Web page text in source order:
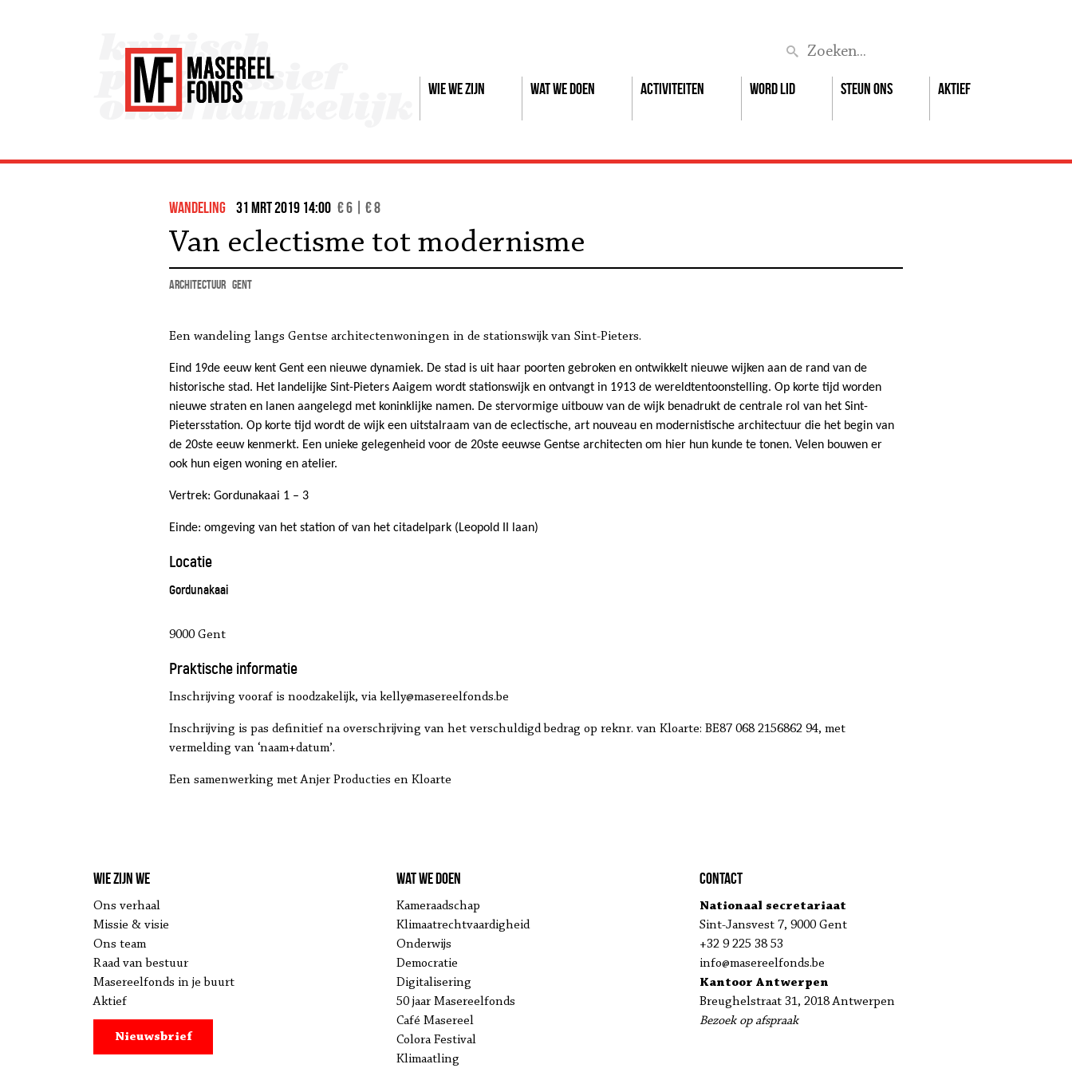
Wie we zijn Wat we doen Activiteiten Word lid Steun ons Aktief
wandeling 31 mrt 2019 14:00 € 6 | € 8
Van eclectisme tot modernisme
architectuur Gent
Een wandeling langs Gentse architectenwoningen in de stationswijk van Sint-Pieters.
Eind 19de eeuw kent Gent een nieuwe dynamiek. De stad is uit haar poorten gebroken en ontwikkelt nieuwe wijken aan de rand van de
historische stad. Het landelijke Sint-Pieters Aaigem wordt stationswijk en ontvangt in 1913 de wereldtentoonstelling. Op korte tijd worden
nieuwe straten en lanen aangelegd met koninklijke namen. De stervormige uitbouw van de wijk benadrukt de centrale rol van het Sint-
Pietersstation. Op korte tijd wordt de wijk een uitstalraam van de eclectische, art nouveau en modernistische architectuur die het begin van
de 20ste eeuw kenmerkt. Een unieke gelegenheid voor de 20ste eeuwse Gentse architecten om hier hun kunde te tonen. Velen bouwen er
ook hun eigen woning en atelier.
Vertrek: Gordunakaai 1 – 3
Einde: omgeving van het station of van het citadelpark (Leopold II laan)
Locatie
Gordunakaai
9000 Gent
Praktische informatie
Inschrijving vooraf is noodzakelijk, via kelly@masereelfonds.be
Inschrijving is pas definitief na overschrijving van het verschuldigd bedrag op reknr. van Kloarte: BE87 068 2156862 94, met
vermelding van ‘naam+datum’.
Een samenwerking met Anjer Producties en Kloarte
Wie zijn we
Ons verhaal
Missie & visie
Ons team
Raad van bestuur
Masereelfonds in je buurt
Aktief
Nieuwsbrief
Wat we doen
Kameraadschap
Klimaatrechtvaardigheid
Onderwijs
Democratie
Digitalisering
50 jaar Masereelfonds
Café Masereel
Colora Festival
Klimaatling
Contact
Nationaal secretariaat
Sint-Jansvest 7, 9000 Gent
+32 9 225 38 53
info@masereelfonds.be
Kantoor Antwerpen
Breughelstraat 31, 2018 Antwerpen
Bezoek op afspraak